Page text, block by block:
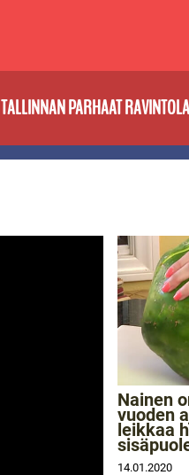
TALLINNAN PARHAAT
Nainen
vuoden
leikkaa
14.01.2020